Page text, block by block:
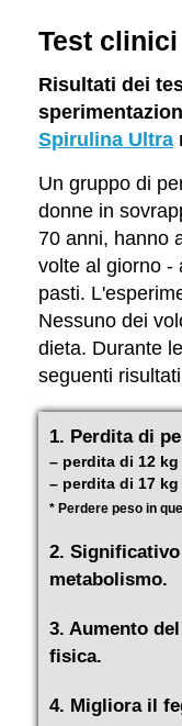
Test clinici
Risultati dei
Spirulina Ultra
Un gruppo di
donne in
70 anni, hanno
volte al giorno -
pasti.
Nessuno dei
dieta. Durante
seguenti
1. Perdita di
– perdita di 12
– perdita di 17
* Perdere peso in
2.
metabolismo.
3. Aumento
fisica.
4. Migliora il